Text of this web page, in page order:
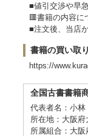
■値引交渉や早
🟥書籍の内容に
■注文後、当店
書籍の買い取
https://
全国古書書籍
代表者名：小林
所在地：大阪
所属組合：大